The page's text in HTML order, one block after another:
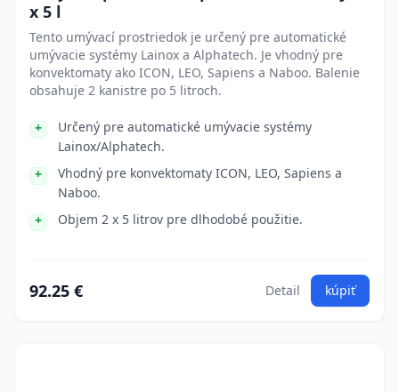
x 5 l
Tento umývací prostriedok je určený pre automatické
umývacie systémy Lainox a Alphatech. Je vhodný pre
konvektomaty ako ICON, LEO, Sapiens a Naboo. Balenie
obsahuje 2 kanistre po 5 litroch.
Určený pre automatické umývacie systémy
Lainox/Alphatech.
Vhodný pre konvektomaty ICON, LEO, Sapiens a
Naboo.
Objem 2 x 5 litrov pre dlhodobé použitie.
92.25 € Detail kúpiť